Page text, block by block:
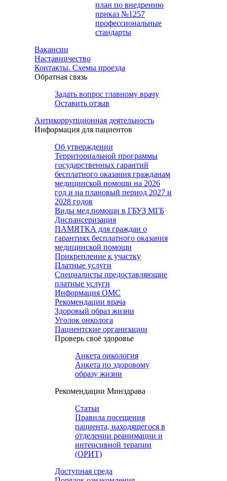
план по внедрению
приказ №1257
профессиональные
стандарты
Вакансии
Наставничество
Контакты. Схемы проезда
Обратная связь
Задать вопрос главному врачу
Оставить отзыв
Антикоррупционная деятельность
Информация для пациентов
Об утверждении
Территориальной программы
государственных гарантий
бесплатного оказания гражданам
медицинской помощи на 2026
год и на плановый период 2027 и
2028 годов
Виды мед.помощи в ГБУЗ МГБ
Диспансеризация
ПАМЯТКА для граждан о
гарантиях бесплатного оказания
медицинской помощи
Прикрепление к участку
Платные услуги
Специалисты предоставляющие
платные услуги
Информация ОМС
Рекомендации врача
Здоровый образ жизни
Уголок онколога
Пациентские организации
Проверь своё здоровье
Анкета онкология
Анкета по здоровому
образу жизни
Рекомендации Минздрава
Статьи
Правила посещения
пациента, находящегося в
отделении реанимации и
интенсивной терапии
(ОРИТ)
Доступная среда